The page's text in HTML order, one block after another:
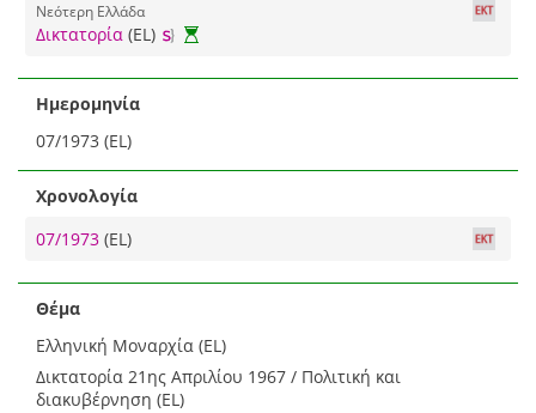
Νεότερη Ελλάδα
Δικτατορία (EL)
Ημερομηνία
07/1973 (EL)
Χρονολογία
07/1973 (EL)
Θέμα
Ελληνική Μοναρχία (EL)
Δικτατορία 21ης Απριλίου 1967 / Πολιτική και
διακυβέρνηση (EL)